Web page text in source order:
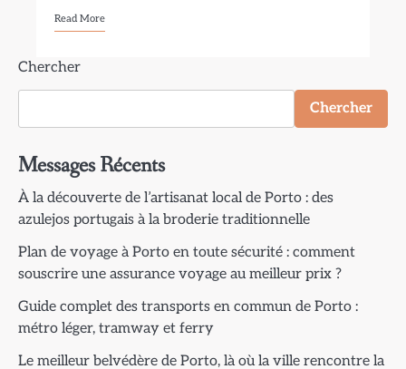
Read More
Chercher
Chercher
Messages Récents
À la découverte de l’artisanat local de Porto : des
azulejos portugais à la broderie traditionnelle
Plan de voyage à Porto en toute sécurité : comment
souscrire une assurance voyage au meilleur prix ?
Guide complet des transports en commun de Porto :
métro léger, tramway et ferry
Le meilleur belvédère de Porto, là où la ville rencontre la